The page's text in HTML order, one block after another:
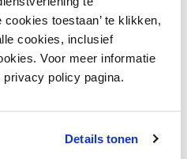
toestaan’ te klikken,
cookies, inclusief
Voor meer informatie
policy pagina.
Details tonen